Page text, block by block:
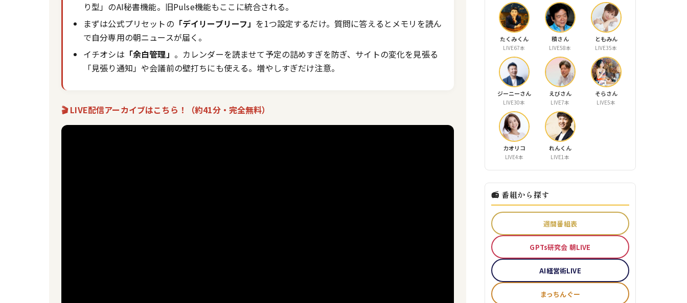
り型」のAI秘書機能。旧Pulse機能もここに統合される。
まずは公式プリセットの 「デイリーブリーフ」 を1つ設定するだけ。質問に答えるとメモリを読ん
で自分専用の朝ニュースが届く。
イチオシは 「余白管理」 。カレンダーを読ませて予定の詰めすぎを防ぎ、サイトの変化を見張る
「見張り通知」や会議前の壁打ちにも使える。増やしすぎだけ注意。
🎬 LIVE配信アーカイブはこちら！（約41分・完全無料）
たくみくん
LIVE67本
積さん
LIVE58本
ともみん
LIVE35本
ジーニーさん
LIVE30本
えびさん
LIVE7本
そらさん
LIVE5本
カオリコ
LIVE4本
れんくん
LIVE1本
📻 番組から探す
週間番組表
GPTs研究会 朝LIVE
AI経営術LIVE
まっちんぐー